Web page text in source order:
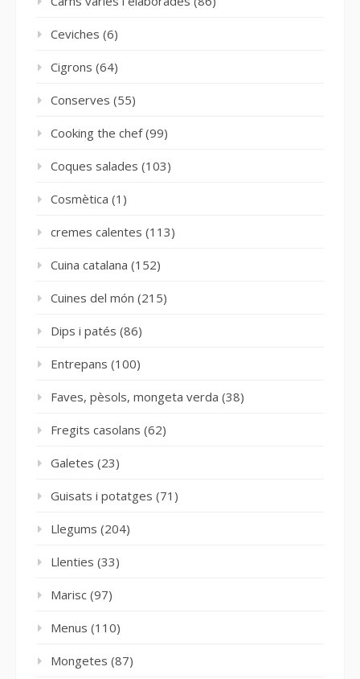
Ceviches (6)
Cigrons (64)
Conserves (55)
Cooking the chef(99)
Coques salades (103)
Cosmètica (1)
cremes calentes (113)
Cuina catalana (152)
Cuines del món (215)
Dips i patés (86)
Entrepans (100)
Faves, pèsols, mongeta verda (38)
Fregits casolans (62)
Galetes (23)
Guisats i potatges (71)
Llegums (204)
Llenties (33)
Marisc (97)
Menus (110)
Mongetes (87)